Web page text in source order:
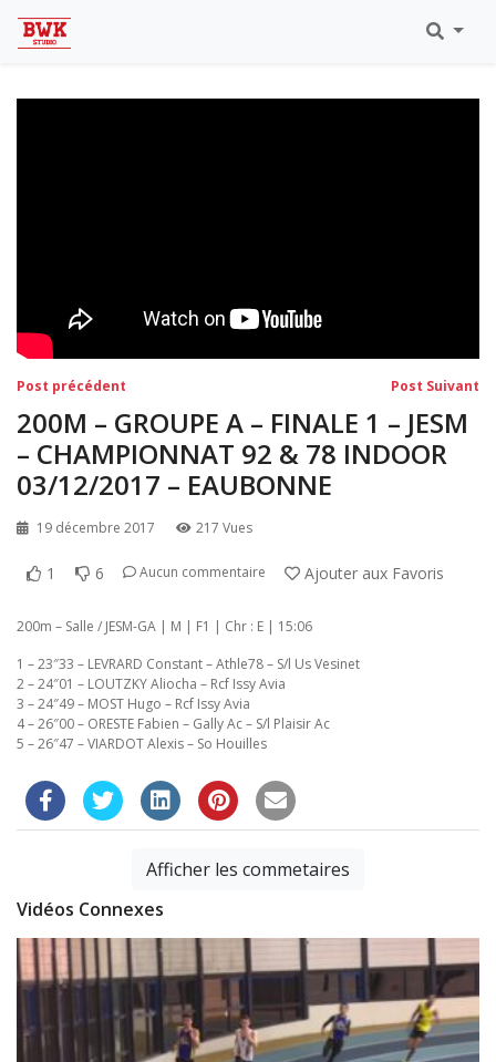
Eaubonne 2019
Navigation
de
l’article
Post précédent Post Suivant
200M – GROUPE A – FINALE 1 – JESM
– CHAMPIONNAT 92 & 78 INDOOR
03/12/2017 – EAUBONNE
19 décembre 2017 217 Vues
1 6 Aucun commentaire Ajouter aux Favoris
200m – Salle / JESM-GA | M | F1 | Chr : E | 15:06
1 – 23″33 – LEVRARD Constant – Athle78 – S/l Us Vesinet
2 – 24″01 – LOUTZKY Aliocha – Rcf Issy Avia
3 – 24″49 – MOST Hugo – Rcf Issy Avia
4 – 26″00 – ORESTE Fabien – Gally Ac – S/l Plaisir Ac
5 – 26″47 – VIARDOT Alexis – So Houilles
Afficher les commetaires
Vidéos Connexes